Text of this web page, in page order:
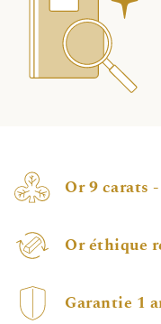
Or 9 carats
Or éthique
Garantie 1